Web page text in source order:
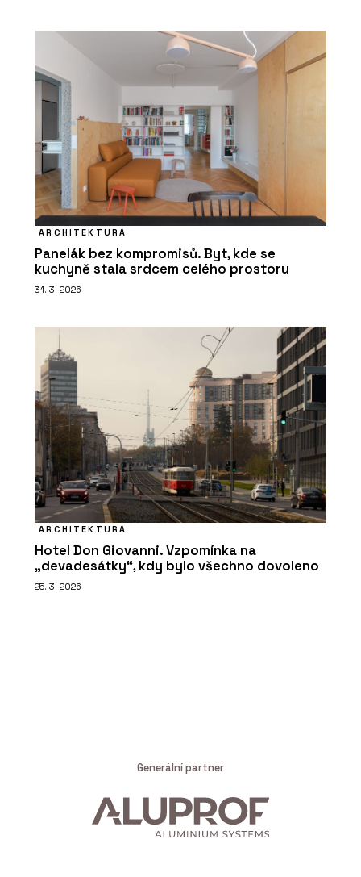
ARCHITEKTURA
Panelák bez kompromisů. Byt, kde se
kuchyně stala srdcem celého prostoru
31. 3. 2026
ARCHITEKTURA
Hotel Don Giovanni. Vzpomínka na
„devadesátky“, kdy bylo všechno dovoleno
25. 3. 2026
Generální partner